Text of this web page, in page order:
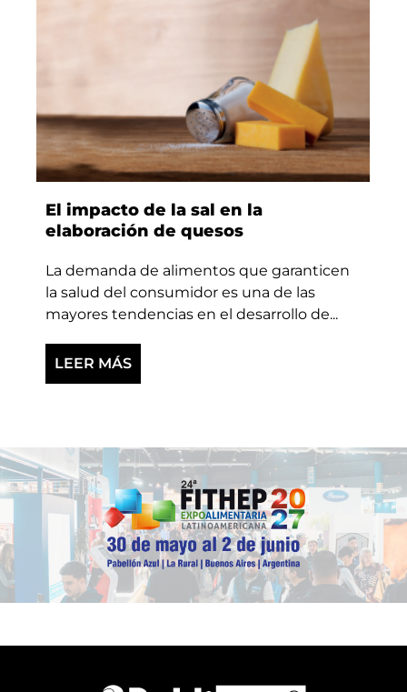
El impacto de la sal en la
elaboración de quesos
La demanda de alimentos que garanticen
la salud del consumidor es una de las
mayores tendencias en el desarrollo de...
LEER MÁS